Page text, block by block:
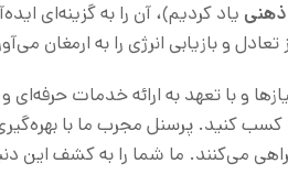
ذهنی یاد کردیم)، آن را به گزینه‌ای
و بازیابی انرژی را به ارمغان
و با تعهد به ارائه خدمات
کسب کنید. پرسنل مجرب ما با
می‌کنند. ما شما را به کشف این